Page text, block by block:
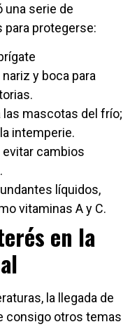
una serie de
protegerse:
y boca para
las mascotas del frío;
intemperie.
evitar cambios
líquidos,
vitaminas A y C.
en la
la llegada de
consigo otros temas